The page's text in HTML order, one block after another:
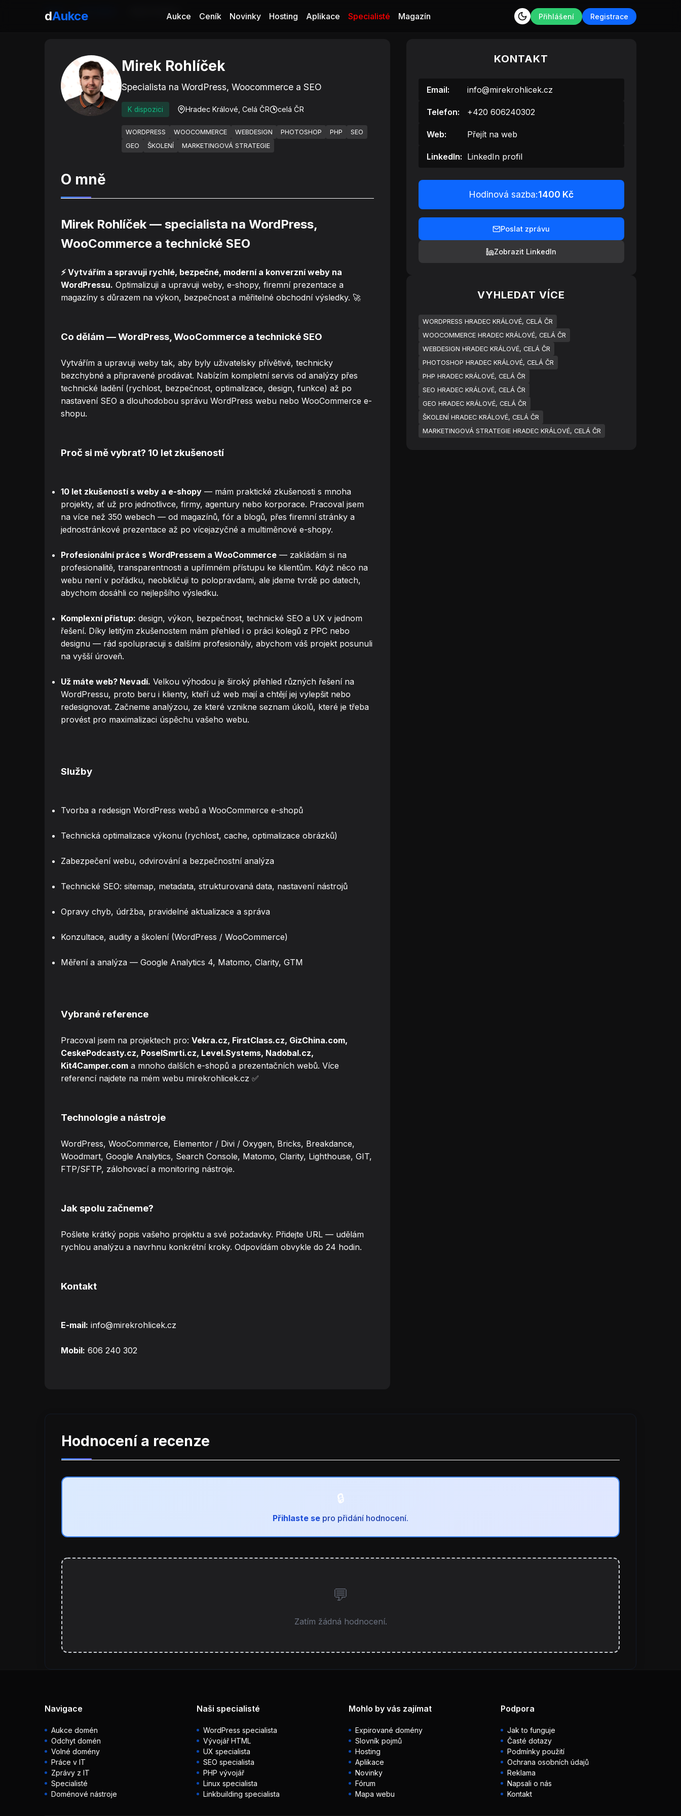
dAukce Aukce Ceník Novinky Hosting Aplikace Specialisté Magazín Přihlášení Registrace
Domů Mirek Rohlíček
Mirek Rohlíček
Specialista na WordPress, Woocommerce a SEO
K dispozici Hradec Králové, Celá ČR celá ČR
WORDPRESS WOOCOMMERCE WEBDESIGN PHOTOSHOP PHP
SEO
GEO
ŠKOLENÍ MARKETINGOVÁ STRATEGIE
O mně
Mirek Rohlíček — specialista na WordPress,
WooCommerce a technické SEO
⚡ Vytvářím a spravuji rychlé, bezpečné, moderní a konverzní weby na
WordPressu. Optimalizuji a upravuji weby, e-shopy, firemní prezentace a
magazíny s důrazem na výkon, bezpečnost a měřitelné obchodní výsledky. 🚀
Co dělám — WordPress, WooCommerce a technické SEO
Vytvářím a upravuji weby tak, aby byly uživatelsky přívětivé, technicky
bezchybné a připravené prodávat. Nabízím kompletní servis od analýzy přes
technické ladění (rychlost, bezpečnost, optimalizace, design, funkce) až po
nastavení SEO a dlouhodobou správu WordPress webu nebo WooCommerce e-
shopu.
Proč si mě vybrat? 10 let zkušeností
10 let zkušeností s weby a e-shopy — mám praktické zkušenosti s mnoha
projekty, ať už pro jednotlivce, firmy, agentury nebo korporace. Pracoval jsem
na více než 350 webech — od magazínů, fór a blogů, přes firemní stránky a
jednostránkové prezentace až po vícejazyčné a multiměnové e-shopy.
Profesionální práce s WordPressem a WooCommerce — zakládám si na
profesionalitě, transparentnosti a upřímném přístupu ke klientům. Když něco na
webu není v pořádku, neobkličuji to polopravdami, ale jdeme tvrdě po datech,
abychom dosáhli co nejlepšího výsledku.
Komplexní přístup: design, výkon, bezpečnost, technické SEO a UX v jednom
řešení. Díky letitým zkušenostem mám přehled i o práci kolegů z PPC nebo
designu — rád spolupracuji s dalšími profesionály, abychom váš projekt posunuli
na vyšší úroveň.
Už máte web? Nevadí. Velkou výhodou je široký přehled různých řešení na
WordPressu, proto beru i klienty, kteří už web mají a chtějí jej vylepšit nebo
redesignovat. Začneme analýzou, ze které vznikne seznam úkolů, které je třeba
provést pro maximalizaci úspěchu vašeho webu.
Služby
Tvorba a redesign WordPress webů a WooCommerce e-shopů
Technická optimalizace výkonu (rychlost, cache, optimalizace obrázků)
Zabezpečení webu, odvirování a bezpečnostní analýza
Technické SEO: sitemap, metadata, strukturovaná data, nastavení nástrojů
Opravy chyb, údržba, pravidelné aktualizace a správa
Konzultace, audity a školení (WordPress / WooCommerce)
Měření a analýza — Google Analytics 4, Matomo, Clarity, GTM
Vybrané reference
Pracoval jsem na projektech pro: Vekra.cz, FirstClass.cz, GizChina.com,
CeskePodcasty.cz, PoselSmrti.cz, Level.Systems, Nadobal.cz,
Kit4Camper.com a mnoho dalších e-shopů a prezentačních webů. Více
referencí najdete na mém webu mirekrohlicek.cz ✅
Technologie a nástroje
WordPress, WooCommerce, Elementor / Divi / Oxygen, Bricks, Breakdance,
Woodmart, Google Analytics, Search Console, Matomo, Clarity, Lighthouse, GIT,
FTP/SFTP, zálohovací a monitoring nástroje.
Jak spolu začneme?
Pošlete krátký popis vašeho projektu a své požadavky. Přidejte URL — udělám
rychlou analýzu a navrhnu konkrétní kroky. Odpovídám obvykle do 24 hodin.
Kontakt
E-mail: info@mirekrohlicek.cz
Mobil: 606 240 302
KONTAKT
Email: info@mirekrohlicek.cz
Telefon: +420 606240302
Web: Přejít na web
LinkedIn: LinkedIn profil
Hodinová sazba:1400 Kč
Poslat zprávu
Zobrazit LinkedIn
VYHLEDAT VÍCE
WORDPRESS HRADEC KRÁLOVÉ, CELÁ ČR
WOOCOMMERCE HRADEC KRÁLOVÉ, CELÁ ČR
WEBDESIGN HRADEC KRÁLOVÉ, CELÁ ČR
PHOTOSHOP HRADEC KRÁLOVÉ, CELÁ ČR
PHP HRADEC KRÁLOVÉ, CELÁ ČR
SEO HRADEC KRÁLOVÉ, CELÁ ČR
GEO HRADEC KRÁLOVÉ, CELÁ ČR
ŠKOLENÍ HRADEC KRÁLOVÉ, CELÁ ČR
MARKETINGOVÁ STRATEGIE HRADEC KRÁLOVÉ, CELÁ ČR
Hodnocení a recenze
Přihlaste se pro přidání hodnocení.
Zatím žádná hodnocení.
Navigace
Aukce domén
Odchyt domén
Volné domény
Práce v IT
Zprávy z IT
Specialisté
Doménové nástroje
Naši specialisté
WordPress specialista
Vývojář HTML
UX specialista
SEO specialista
PHP vývojář
Linux specialista
Linkbuilding specialista
Mohlo by vás zajímat
Expirované domény
Slovník pojmů
Hosting
Aplikace
Novinky
Fórum
Mapa webu
Podpora
Jak to funguje
Časté dotazy
Podmínky použití
Ochrana osobních údajů
Reklama
Napsali o nás
Kontakt